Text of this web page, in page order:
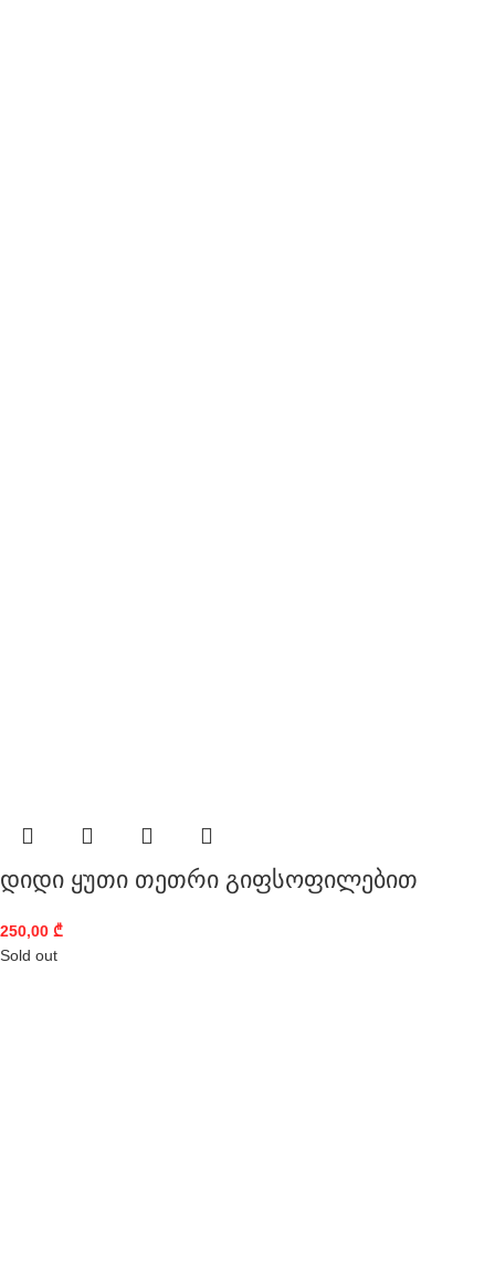
დიდი ყუთი თეთრი გიფსოფილებით
250,00 ₾
Sold out